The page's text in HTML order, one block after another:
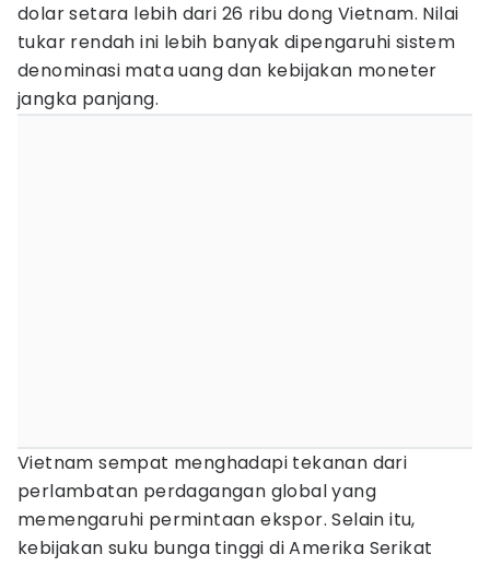
dolar setara lebih dari 26 ribu dong Vietnam. Nilai
tukar rendah ini lebih banyak dipengaruhi sistem
denominasi mata uang dan kebijakan moneter
jangka panjang.
Vietnam sempat menghadapi tekanan dari
perlambatan perdagangan global yang
memengaruhi permintaan ekspor. Selain itu,
kebijakan suku bunga tinggi di Amerika Serikat